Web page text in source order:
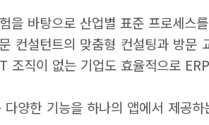
바탕으로 산업별 표준 프로세스
컨설턴트의 맞춤형 컨설팅과 방
직이 없는 기업도 효율적으로
다양한 기능을 하나의 앱에서 제